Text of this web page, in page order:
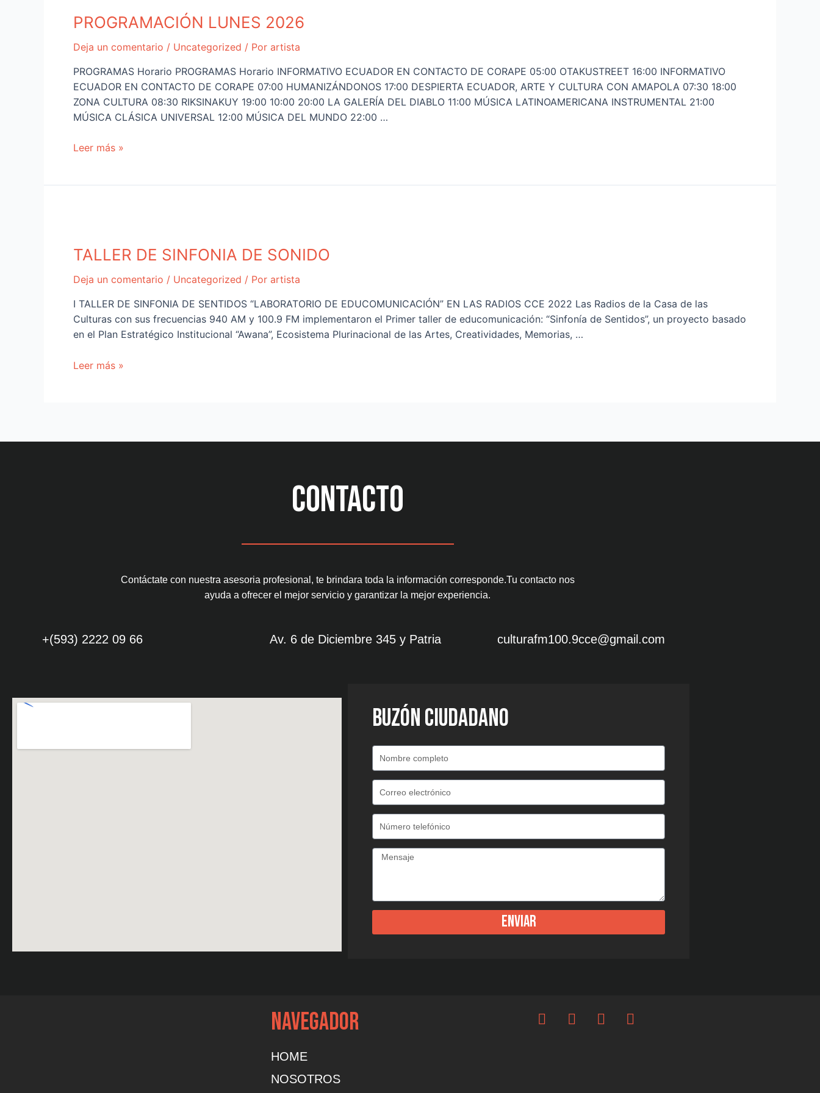
PROGRAMACIÓN LUNES 2026
Deja un comentario / Uncategorized / Por artista
PROGRAMAS Horario PROGRAMAS Horario INFORMATIVO ECUADOR EN CONTACTO DE CORAPE 05:00 OTAKUSTREET 16:00 INFORMATIVO
ECUADOR EN CONTACTO DE CORAPE 07:00 HUMANIZÁNDONOS 17:00 DESPIERTA ECUADOR, ARTE Y CULTURA CON AMAPOLA 07:30 18:00
ZONA CULTURA 08:30 RIKSINAKUY 19:00 10:00 20:00 LA GALERÍA DEL DIABLO 11:00 MÚSICA LATINOAMERICANA INSTRUMENTAL 21:00
MÚSICA CLÁSICA UNIVERSAL 12:00 MÚSICA DEL MUNDO 22:00 …
Leer más »
TALLER DE SINFONIA DE SONIDO
Deja un comentario / Uncategorized / Por artista
I TALLER DE SINFONIA DE SENTIDOS “LABORATORIO DE EDUCOMUNICACIÓN” EN LAS RADIOS CCE 2022 Las Radios de la Casa de las
Culturas con sus frecuencias 940 AM y 100.9 FM implementaron el Primer taller de educomunicación: “Sinfonía de Sentidos”, un proyecto basado
en el Plan Estratégico Institucional “Awana”, Ecosistema Plurinacional de las Artes, Creatividades, Memorias, …
Leer más »
CONTACTO
Contáctate con nuestra asesoria profesional, te brindara toda la información corresponde.Tu contacto nos
ayuda a ofrecer el mejor servicio y garantizar la mejor experiencia.
+(593) 2222 09 66 Av. 6 de Diciembre 345 y Patria culturafm100.9cce@gmail.com
BUZÓN CIUDADANO
Enviar
NAVEGADOR
HOME
NOSOTROS